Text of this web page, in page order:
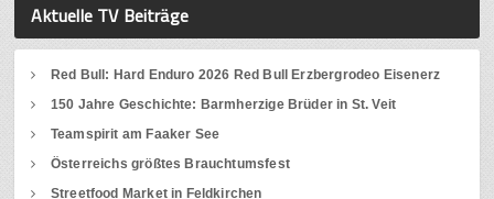
Aktuelle TV Beiträge
Red Bull: Hard Enduro 2026 Red Bull Erzbergrodeo Eisenerz
150 Jahre Geschichte: Barmherzige Brüder in St. Veit
Teamspirit am Faaker See
Österreichs größtes Brauchtumsfest
Streetfood Market in Feldkirchen